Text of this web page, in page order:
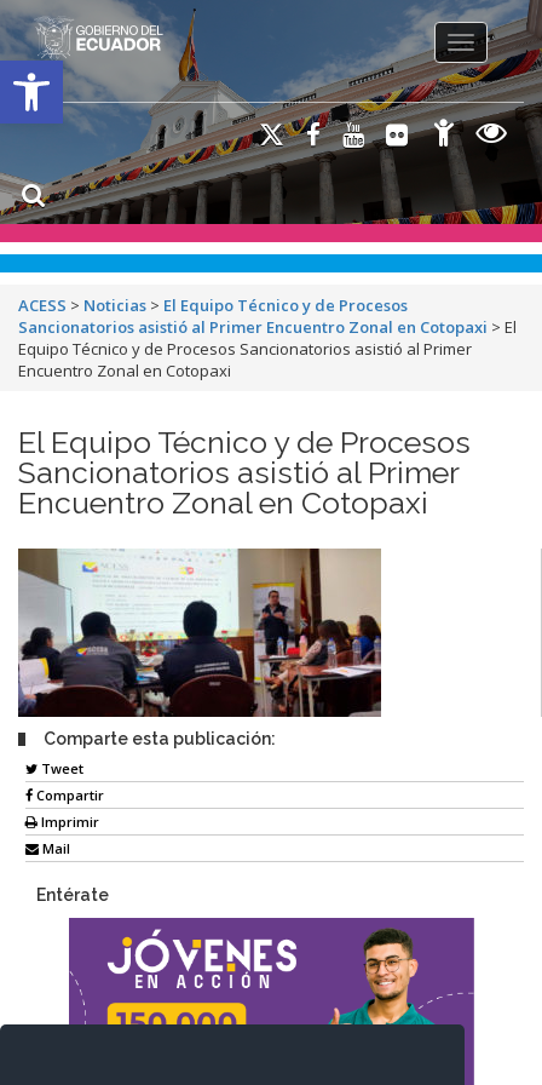
Open toolbar
Toggle
ACESS > Noticias > El Equipo Técnico y de Procesos
Sancionatorios asistió al Primer Encuentro Zonal en Cotopaxi > El
Equipo Técnico y de Procesos Sancionatorios asistió al Primer
Encuentro Zonal en Cotopaxi
El Equipo Técnico y de Procesos
Sancionatorios asistió al Primer
Encuentro Zonal en Cotopaxi
Comparte esta publicación:
Tweet
Compartir
Imprimir
Mail
Entérate